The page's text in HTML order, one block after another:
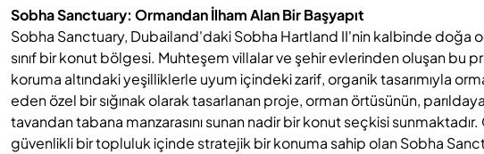
Sobha Sanctuary: Ormandan İlham Alan Bir Başyapıt
Sobha Sanctuary, Dubailand'daki Sobha Hartland II'nin kalbinde doğa
sınıf bir konut bölgesi. Muhteşem villalar ve şehir evlerinden oluşan
koruma altındaki yeşilliklerle uyum içindeki zarif, organik tasarımıyla
eden özel bir sığınak olarak tasarlanan proje, orman örtüsünün,
tavandan tabana manzarasını sunan nadir bir konut seçkisi sunmaktadır.
güvenlikli bir topluluk içinde stratejik bir konuma sahip olan Sobha